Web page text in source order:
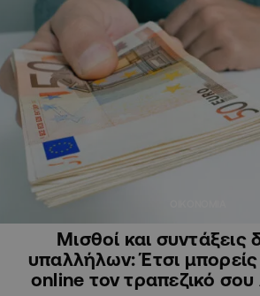
Μισθοί και συντάξεις
υπαλλήλων: Έτσι μπορείς
online τον τραπεζικό